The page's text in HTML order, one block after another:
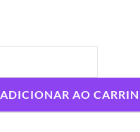
ADICIONAR AO